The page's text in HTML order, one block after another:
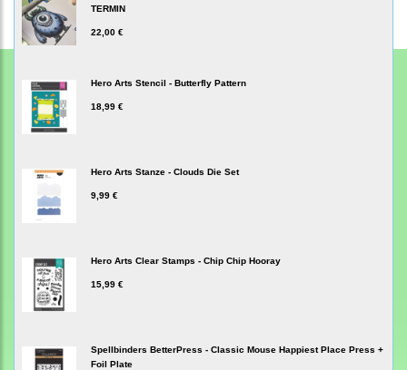
TERMIN
22,00 €
Hero Arts Stencil - Butterfly Pattern
18,99 €
Hero Arts Stanze - Clouds Die Set
9,99 €
Hero Arts Clear Stamps - Chip Chip Hooray
15,99 €
Spellbinders BetterPress - Classic Mouse Happiest Place Press +
Foil Plate